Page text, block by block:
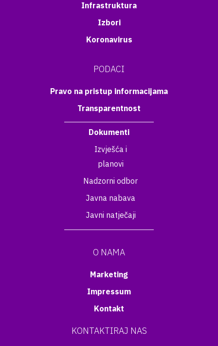
Infrastruktura
Izbori
Koronavirus
PODACI
Pravo na pristup informacijama
Transparentnost
Dokumenti
Izvješća i
planovi
Nadzorni odbor
Javna nabava
Javni natječaji
O NAMA
Marketing
Impressum
Kontakt
KONTAKTIRAJ NAS